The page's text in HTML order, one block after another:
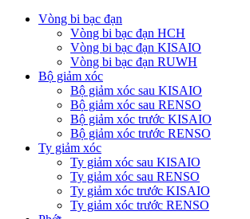
Vòng bi bạc đạn
Vòng bi bạc đạn HCH
Vòng bi bạc đạn KISAIO
Vòng bi bạc đạn RUWH
Bộ giảm xóc
Bộ giảm xóc sau KISAIO
Bộ giảm xóc sau RENSO
Bộ giảm xóc trước KISAIO
Bộ giảm xóc trước RENSO
Ty giảm xóc
Ty giảm xóc sau KISAIO
Ty giảm xóc sau RENSO
Ty giảm xóc trước KISAIO
Ty giảm xóc trước RENSO